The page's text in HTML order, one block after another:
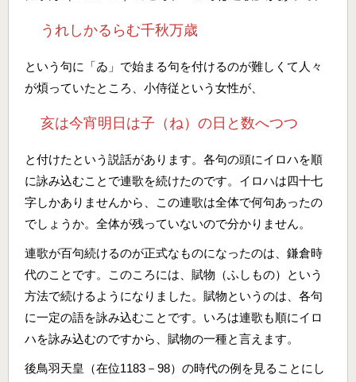
うれしかるらむ千秋万歳
という句に「ゐ」で始まる句を付けるのが難しくて人々
が煩っていたところ、小侍従という女性が、
亥は今宵明日は子（ね）の日と数へつつ
と付けたという説話があります。各句の頭にイロハを順
に詠み込むことで連歌を続けたのです。イロハは四十七
字しかありませんから、この連歌は全体で何句あったの
でしょうか。全体が残っていないので分かりません。
連歌が百句続けるのが正式なものになったのは、鎌倉時
代のことです。このころには、賦物（ふしもの）という
方法で続けるようになりました。賦物というのは、各句
に一定の語を詠み込むことです。いろは連歌も順にイロ
ハを詠み込むのですから、賦物の一種と言えます。
後鳥羽天皇（在位1183－98）の時代の例を見ることにし